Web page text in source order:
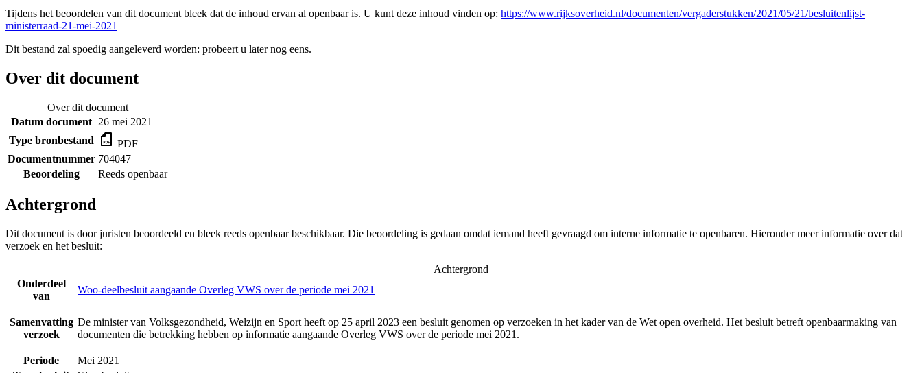
Tijdens het beoordelen van dit document bleek dat de inhoud ervan al openbaar is. U kunt deze inhoud vinden op: https://www.rijksoverheid.nl/documenten/vergaderstukken/2021/05/21/besluitenlijst-
ministerraad-21-mei-2021
Dit bestand zal spoedig aangeleverd worden: probeert u later nog eens.
Over dit document
Over dit document
Datum document 26 mei 2021
Type bronbestand
PDF
Documentnummer 704047
Beoordeling
Reeds openbaar
Achtergrond
Dit document is door juristen beoordeeld en bleek reeds openbaar beschikbaar. Die beoordeling is gedaan omdat iemand heeft gevraagd om interne informatie te openbaren. Hieronder meer informatie over dat
verzoek en het besluit:
Achtergrond
Onderdeel
van
Woo-deelbesluit aangaande Overleg VWS over de periode mei 2021
Samenvatting
verzoek
De minister van Volksgezondheid, Welzijn en Sport heeft op 25 april 2023 een besluit genomen op verzoeken in het kader van de Wet open overheid. Het besluit betreft openbaarmaking van
documenten die betrekking hebben op informatie aangaande Overleg VWS over de periode mei 2021.
Periode
Mei 2021